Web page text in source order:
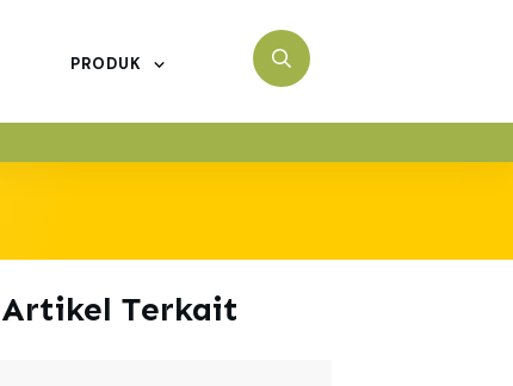
PRODUK
Artikel Terkait